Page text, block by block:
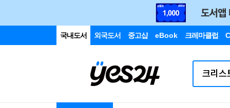
국내도서 외국도서 중고샵 eBook 크레마클럽